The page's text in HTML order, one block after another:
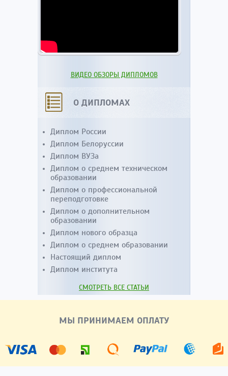
ВИДЕО ОБЗОРЫ ДИПЛОМОВ
О ДИПЛОМАХ
Диплом России
Диплом Белоруссии
Диплом ВУЗа
Диплом о среднем техническом
образовании
Диплом о профессиональной
переподготовке
Диплом о дополнительном
образовании
Диплом нового образца
Диплом о среднем образовании
Настоящий диплом
Диплом института
СМОТРЕТЬ ВСЕ СТАТЬИ
МЫ ПРИНИМАЕМ ОПЛАТУ